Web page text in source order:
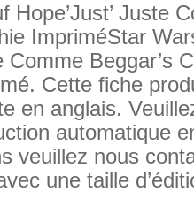
Hope’Just’ Juste
ImpriméStar
Comme Beggar’s
Cette fiche
en anglais.
automatique
veuillez nous
une taille